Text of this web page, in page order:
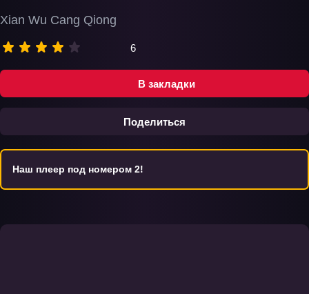
В закладки
Поделиться
Xian Wu Cang Qiong
6
Наш плеер под номером 2!